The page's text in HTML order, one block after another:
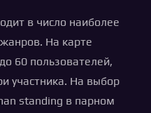
в число наиболее
На карте
60 пользователей,
участника. На выбор
standing в парном